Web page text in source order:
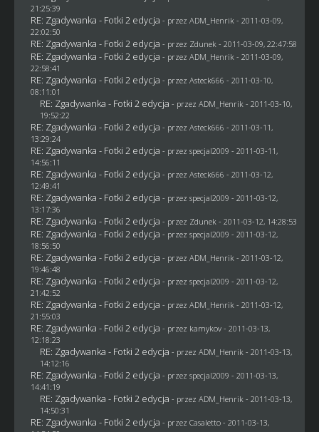
21:25:39
RE: Zgadywanka - Fotki 2 edycja - przez ADM_Henrik - 2011-03-09,
22:02:50
RE: Zgadywanka - Fotki 2 edycja - przez Zdunek - 2011-03-09, 22:47:58
RE: Zgadywanka - Fotki 2 edycja - przez ADM_Henrik - 2011-03-09,
22:58:41
RE: Zgadywanka - Fotki 2 edycja - przez Asteck666 - 2011-03-10,
08:11:01
RE: Zgadywanka - Fotki 2 edycja - przez ADM_Henrik - 2011-03-10,
19:52:22
RE: Zgadywanka - Fotki 2 edycja - przez Asteck666 - 2011-03-11,
13:29:24
RE: Zgadywanka - Fotki 2 edycja - przez specjal2009 - 2011-03-11,
14:56:11
RE: Zgadywanka - Fotki 2 edycja - przez Asteck666 - 2011-03-12,
12:49:41
RE: Zgadywanka - Fotki 2 edycja - przez specjal2009 - 2011-03-12,
13:17:36
RE: Zgadywanka - Fotki 2 edycja - przez Zdunek - 2011-03-12, 14:28:53
RE: Zgadywanka - Fotki 2 edycja - przez specjal2009 - 2011-03-12,
18:56:50
RE: Zgadywanka - Fotki 2 edycja - przez ADM_Henrik - 2011-03-12,
19:46:48
RE: Zgadywanka - Fotki 2 edycja - przez specjal2009 - 2011-03-12,
21:42:52
RE: Zgadywanka - Fotki 2 edycja - przez ADM_Henrik - 2011-03-12,
21:55:03
RE: Zgadywanka - Fotki 2 edycja - przez kamykov- 2011-03-13,
12:18:23
RE: Zgadywanka - Fotki 2 edycja - przez ADM_Henrik - 2011-03-13,
14:12:16
RE: Zgadywanka - Fotki 2 edycja - przez specjal2009 - 2011-03-13,
14:41:19
RE: Zgadywanka - Fotki 2 edycja - przez ADM_Henrik - 2011-03-13,
14:50:31
RE: Zgadywanka - Fotki 2 edycja - przez Casaletto- 2011-03-13,